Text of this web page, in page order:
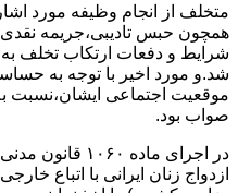
متخلف از انجام وظیفه مورد
همچون حبس تادیبی،جریمه نقدی
شرایط و دفعات ارتکاب تخلف
شد.و مورد اخیر با توجه به
موقعیت اجتماعی ایشان،نسبت
صواب بود.
در اجرای ماده
ازدواج زنان ایرانی با اتباع